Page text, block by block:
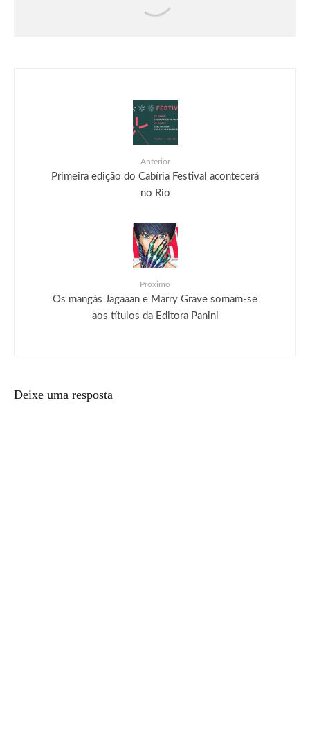
O terceiro álbum de Gracie Abrams,
Anterior
Primeira edição do Cabíria Festival acontecerá
no Rio
Próximo
Os mangás Jagaaan e Marry Grave somam-se
aos títulos da Editora Panini
Deixe uma resposta